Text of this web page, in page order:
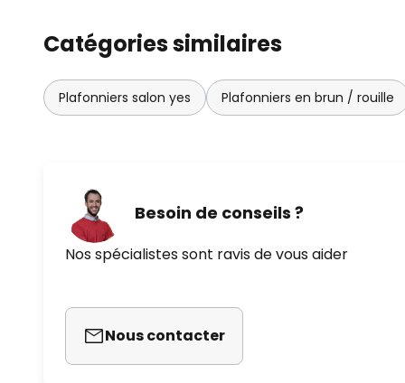
Catégories similaires
Plafonniers salon yes Plafonniers en brun / rouille
Besoin de conseils ?
Nos spécialistes sont ravis de vous aider
Nous contacter